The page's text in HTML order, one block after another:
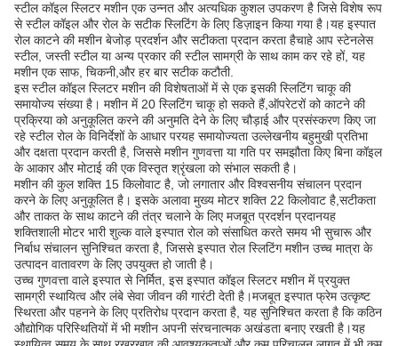
स्टील कॉइल स्लिटर मशीन एक उन्नत और अत्यधिक कुशल उपकरण है जिसे विशेष रूप
से स्टील कॉइल और रोल के सटीक स्लिटिंग के लिए डिज़ाइन किया गया है।यह इस्पात
रोल काटने की मशीन बेजोड़ प्रदर्शन और सटीकता प्रदान करता हैचाहे आप स्टेनलेस
स्टील, जस्ती स्टील या अन्य प्रकार की स्टील सामग्री के साथ काम कर रहे हों, यह
मशीन एक साफ, चिकनी,और हर बार सटीक कटौती.
इस स्टील कॉइल स्लिटर मशीन की विशेषताओं में से एक इसकी स्लिटिंग चाकू की
समायोज्य संख्या है। मशीन में 20 स्लिटिंग चाकू हो सकते हैं,ऑपरेटरों को काटने की
प्रक्रिया को अनुकूलित करने की अनुमति देने के लिए चौड़ाई और प्रसंस्करण किए जा
रहे स्टील रोल के विनिर्देशों के आधार परयह समायोज्यता उल्लेखनीय बहुमुखी प्रतिभा
और दक्षता प्रदान करती है, जिससे मशीन गुणवत्ता या गति पर समझौता किए बिना कॉइल
के आकार और मोटाई की एक विस्तृत श्रृंखला को संभाल सकती है।
मशीन की कुल शक्ति 15 किलोवाट है, जो लगातार और विश्वसनीय संचालन प्रदान
करने के लिए अनुकूलित है। इसके अलावा मुख्य मोटर शक्ति 22 किलोवाट है,सटीकता
और ताकत के साथ काटने की तंत्र चलाने के लिए मजबूत प्रदर्शन प्रदानयह
शक्तिशाली मोटर भारी शुल्क वाले इस्पात रोल को संसाधित करते समय भी सुचारू और
निर्बाध संचालन सुनिश्चित करता है, जिससे इस्पात रोल स्लिटिंग मशीन उच्च मात्रा के
उत्पादन वातावरण के लिए उपयुक्त हो जाती है।
उच्च गुणवत्ता वाले इस्पात से निर्मित, इस इस्पात कॉइल स्लिटर मशीन में प्रयुक्त
सामग्री स्थायित्व और लंबे सेवा जीवन की गारंटी देती है।मजबूत इस्पात फ्रेम उत्कृष्ट
स्थिरता और पहनने के लिए प्रतिरोध प्रदान करता है, यह सुनिश्चित करता है कि कठिन
औद्योगिक परिस्थितियों में भी मशीन अपनी संरचनात्मक अखंडता बनाए रखती है।यह